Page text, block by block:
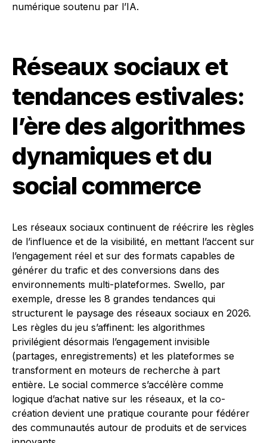
numérique soutenu par l’IA.
Réseaux sociaux et
tendances estivales:
l’ère des algorithmes
dynamiques et du
social commerce
Les réseaux sociaux continuent de réécrire les règles
de l’influence et de la visibilité, en mettant l’accent sur
l’engagement réel et sur des formats capables de
générer du trafic et des conversions dans des
environnements multi-plateformes. Swello, par
exemple, dresse les 8 grandes tendances qui
structurent le paysage des réseaux sociaux en 2026.
Les règles du jeu s’affinent: les algorithmes
privilégient désormais l’engagement invisible
(partages, enregistrements) et les plateformes se
transforment en moteurs de recherche à part
entière. Le social commerce s’accélère comme
logique d’achat native sur les réseaux, et la co-
création devient une pratique courante pour fédérer
des communautés autour de produits et de services